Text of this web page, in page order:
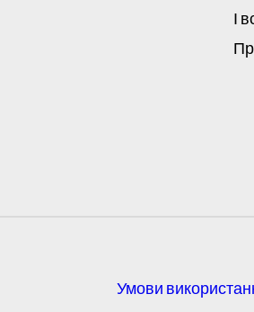
І
Умови